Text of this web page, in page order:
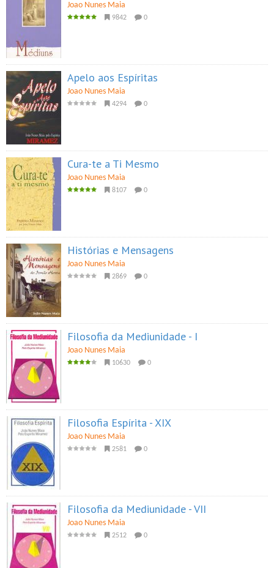
Joao Nunes Maia
9842 0
Apelo aos Espíritas
Joao Nunes Maia
4294 0
Cura-te a Ti Mesmo
Joao Nunes Maia
8107 0
Histórias e Mensagens
Joao Nunes Maia
2869 0
Filosofia da Mediunidade - I
Joao Nunes Maia
10630 0
Filosofia Espírita - XIX
Joao Nunes Maia
2581 0
Filosofia da Mediunidade - VII
Joao Nunes Maia
2512 0